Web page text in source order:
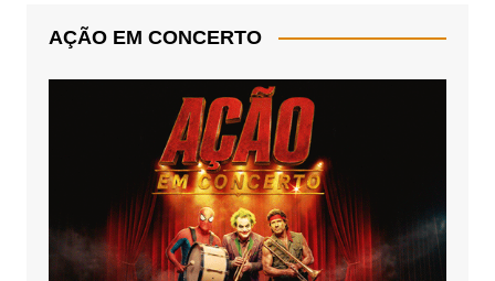
AÇÃO EM CONCERTO